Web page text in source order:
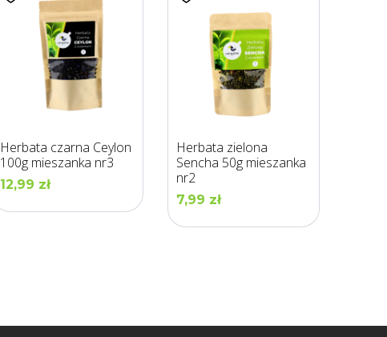
Herbata czarna Ceylon
100g mieszanka nr3
12,99 zł
Herbata zielona
Sencha 50g mieszanka
nr2
7,99 zł